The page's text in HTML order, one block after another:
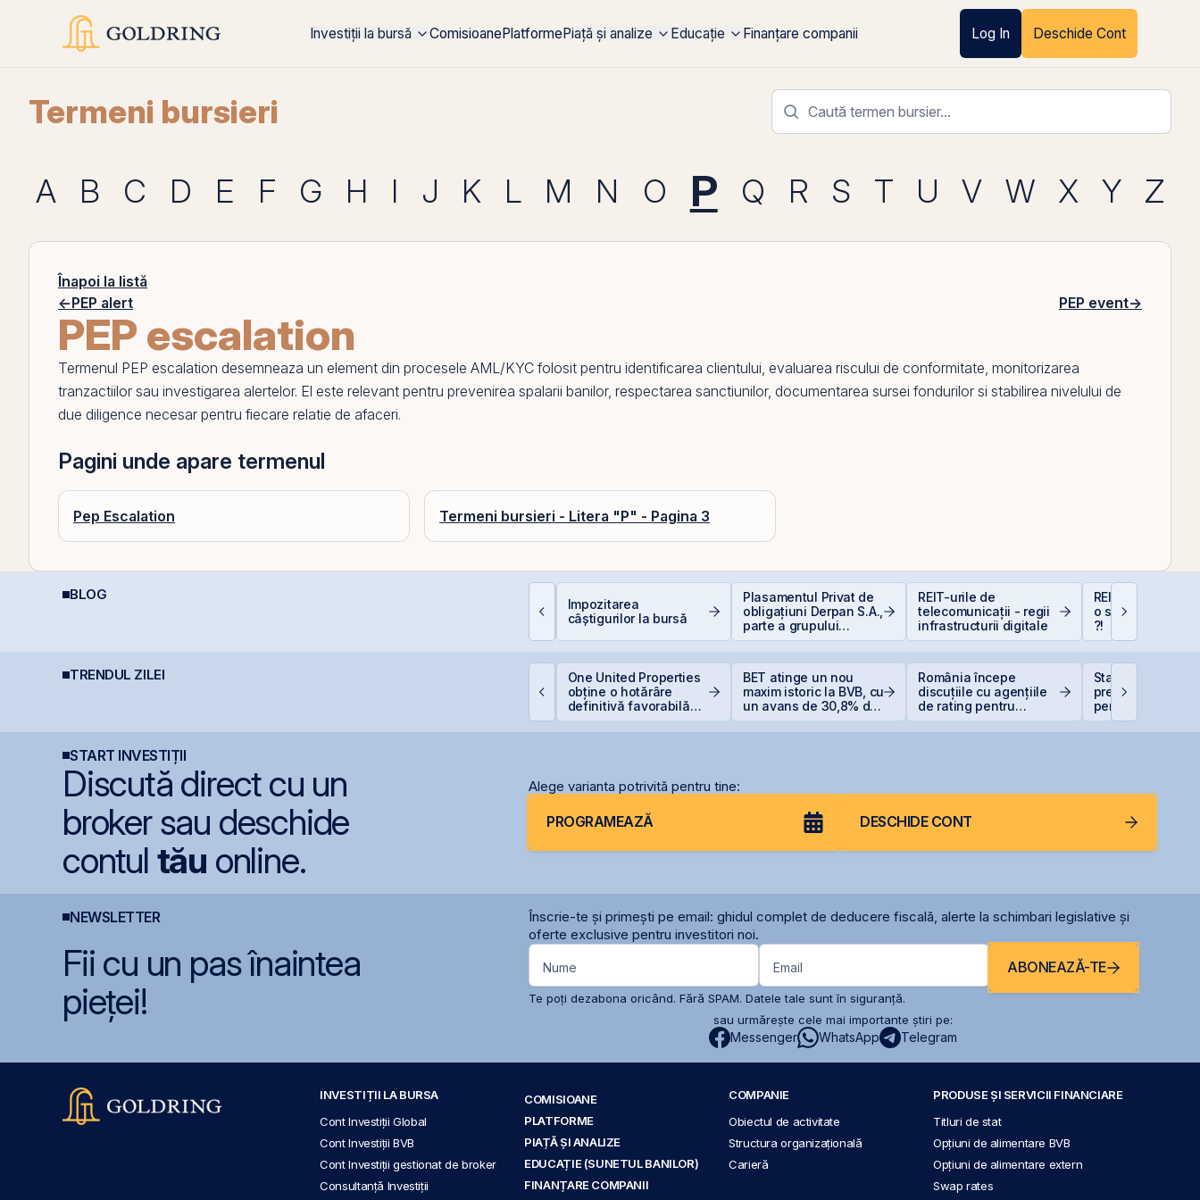
Investiții la bursă ComisioanePlatformePiață și analize Educație Finanțare companii Log In Deschide Cont
Termeni bursieri
A B C D E F G H I J K L M N O P Q R S T U V W X Y Z
Înapoi la listă
←PEP alert PEP event→
PEP escalation
Termenul PEP escalation desemneaza un element din procesele AML/KYC folosit pentru identificarea clientului, evaluarea riscului de conformitate, monitorizarea
tranzactiilor sau investigarea alertelor. El este relevant pentru prevenirea spalarii banilor, respectarea sanctiunilor, documentarea sursei fondurilor si stabilirea nivelului de
due diligence necesar pentru fiecare relatie de afaceri.
Pagini unde apare termenul
Pep Escalation Termeni bursieri - Litera "P" - Pagina 3
BLOG
Investiții la 50+ ani:
Impozitarea
câștigurilor la bursă
Plasamentul Privat de
obligațiuni Derpan S.A.,
parte a grupului
Golden Foods Snacks,
REIT-urile de
telecomunicații - regii
infrastructurii digitale
REIT-urile
o supapă pentru
?!
TRENDUL ZILEI
Simtel Team cedează
One United Properties
obține o hotărâre
definitivă favorabilă
BET atinge un nou
maxim istoric la BVB, cu
un avans de 30,8% de
România începe
discuțiile cu agențiile
de rating pentru
Statul român
pregătește
pentru achiziția
gazelor Neptun
START INVESTIȚII
Discută direct cu un
broker sau deschide
contul tău online.
Alege varianta potrivită pentru tine:
PROGRAMEAZĂ DESCHIDE CONT
NEWSLETTER
Înscrie-te și primești pe email: ghidul complet de deducere fiscală, alerte la schimbari legislative și
oferte exclusive pentru investitori noi.
Fii cu un pas înaintea
pieței!
Nume Email ABONEAZĂ-TE
Te poți dezabona oricând. Fără SPAM. Datele tale sunt în siguranță.
sau urmărește cele mai importante știri pe:
Messenger WhatsApp Telegram
INVESTIȚII LA BURSA
Cont Investiții Global
Cont Investiții BVB
Cont Investiții gestionat de broker
Consultanță Investiții
COMISIOANE
PLATFORME
PIAȚĂ ȘI ANALIZE
EDUCAȚIE (SUNETUL BANILOR)
FINANȚARE COMPANII
COMPANIE
Obiectul de activitate
Structura organizațională
Carieră
PRODUSE ȘI SERVICII FINANCIARE
Titluri de stat
Opțiuni de alimentare BVB
Opțiuni de alimentare extern
Swap rates